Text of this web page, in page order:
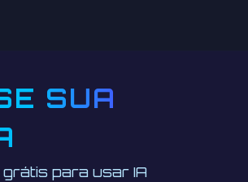
SUA
para usar IA